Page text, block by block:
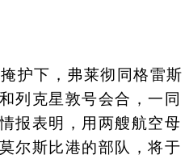
下，弗莱彻同格雷斯
列克星敦号会合，一同
报表明，用两艘航空母
尔斯比港的部队，将于